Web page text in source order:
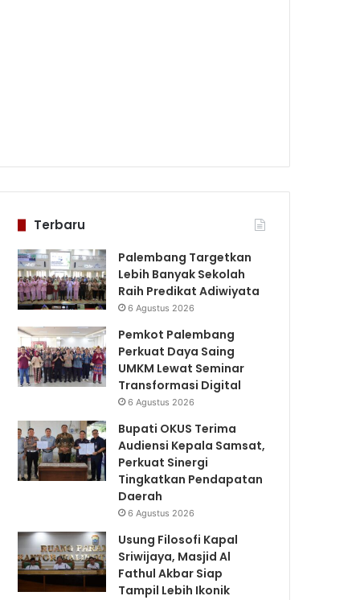
Terbaru
Palembang Targetkan
Lebih Banyak Sekolah
Raih Predikat Adiwiyata
6 Agustus 2026
Pemkot Palembang
Perkuat Daya Saing
UMKM Lewat Seminar
Transformasi Digital
6 Agustus 2026
Bupati OKUS Terima
Audiensi Kepala Samsat,
Perkuat Sinergi
Tingkatkan Pendapatan
Daerah
6 Agustus 2026
Usung Filosofi Kapal
Sriwijaya, Masjid Al
Fathul Akbar Siap
Tampil Lebih Ikonik